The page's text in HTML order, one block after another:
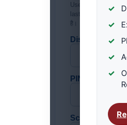
Used only to
last four digits—not
है। IRSF पूरी आधार
District / जिला *
PIN code / पिन
School/club/